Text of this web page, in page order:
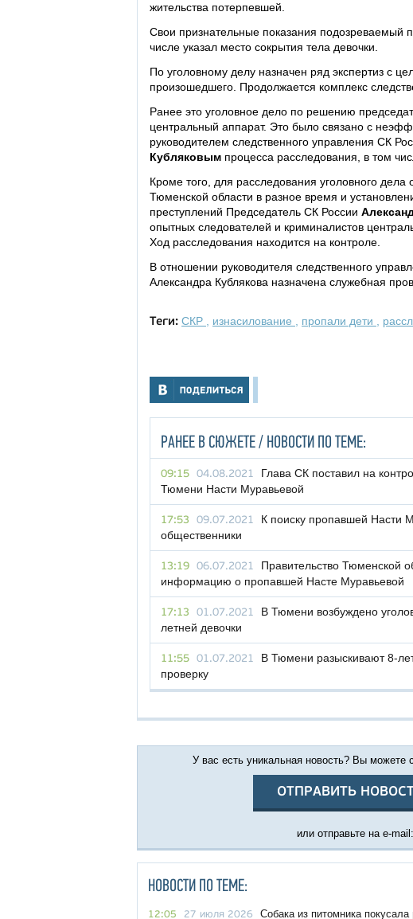
жительства потерпевшей.
Свои признательные показания подозреваемый
числе указал место сокрытия тела девочки.
По уголовному делу назначен ряд экспертиз с
произошедшего. Продолжается комплекс
Ранее это уголовное дело по решению
центральный аппарат. Это было связано с
руководителем следственного управления СК
Кубляковым процесса расследования, в том
Кроме того, для расследования уголовного дела
Тюменской области в разное время и
преступлений Председатель СК России
опытных следователей и криминалистов
Ход расследования находится на контроле.
В отношении руководителя следственного
Александра Кублякова назначена служебная
Теги: СКР изнасилование пропали дети
РАНЕЕ В СЮЖЕТЕ / НОВОСТИ ПО ТЕМЕ:
09:15 04.08.2021
Глава СК поставил на
Тюмени Насти Муравьевой
17:53 09.07.2021
К поиску пропавшей Насти
общественники
13:19 06.07.2021
Правительство Тюменской
информацию о пропавшей Насте Муравьевой
17:13 01.07.2021
В Тюмени возбуждено
летней девочки
11:55 01.07.2021
В Тюмени разыскивают 8-
проверку
У вас есть уникальная новость? Вы можете
ОТПРАВИТЬ
или отправьте на e-mail:
НОВОСТИ ПО ТЕМЕ:
12:05 27 июля 2026 Собака из питомника